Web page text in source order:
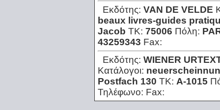
Εκδότης: VAN DE VELDE
beaux livres-guides
Jacob ΤΚ: 75006 Πόλη:
43259343 Fax:
Εκδότης: WIENER
Κατάλογοι:
Postfach 130 ΤΚ: A-1015
Τηλέφωνο: Fax: